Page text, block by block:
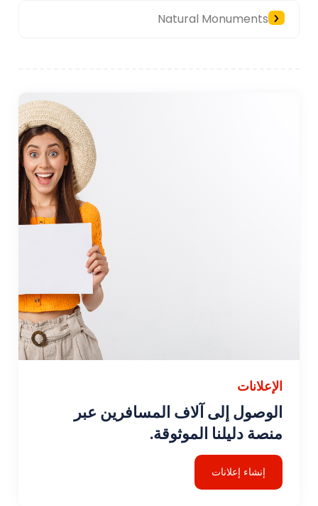
Natural Monuments
الإعلانات
الوصول إلى آلاف المسافرين عبر
منصة دليلنا الموثوقة.
إنشاء إعلانات